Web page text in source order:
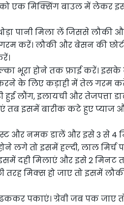
एक मिक्सिंग बाउल में लेकर
पानी मिला लें जिससे लौकी
करें। लौकी और बेसन की
भूरा होने तक फ्राई करें।
के लिए कड़ाही में तेल गरम करें
हुई लौंग, इलायची और तेजपत्ता
तब इसमें बारीक कटे हुए
और नमक डालें और इसे 3 से 4
लगे तो इसमें हल्दी, लाल मिर्च
दही मिलाएं और इसे 2 मिनट
तरह मिक्स हो जाए तो इसमें
पकाएं। ग्रेवी जब पक जाए